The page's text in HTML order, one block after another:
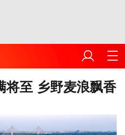
将至 乡野麦浪飘香